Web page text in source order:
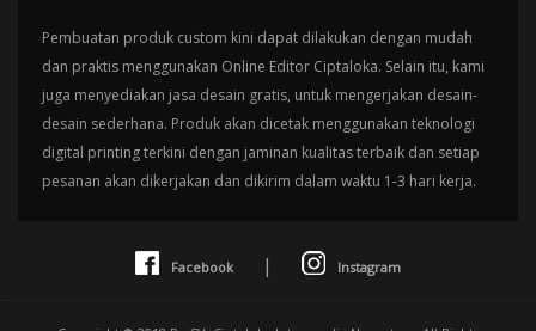
Pembuatan produk custom kini dapat dilakukan dengan mudah
dan praktis menggunakan Online Editor Ciptaloka. Selain itu, kami
juga menyediakan jasa desain gratis, untuk mengerjakan desain-
desain sederhana. Produk akan dicetak menggunakan teknologi
digital printing terkini dengan jaminan kualitas terbaik dan setiap
pesanan akan dikerjakan dan dikirim dalam waktu 1-3 hari kerja.
Facebook | Instagram